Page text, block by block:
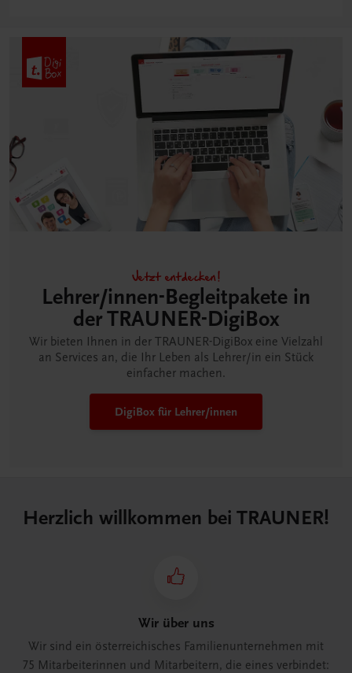
Jetzt entdecken!
Lehrer/innen-Begleitpakete in
der TRAUNER-DigiBox
Wir bieten Ihnen in der TRAUNER-DigiBox eine Vielzahl
an Services an, die Ihr Leben als Lehrer/in ein Stück
einfacher machen.
DigiBox für Lehrer/innen
Herzlich willkommen bei TRAUNER!
Wir über uns
Wir sind ein österreichisches Familienunternehmen mit
75 Mitarbeiterinnen und Mitarbeitern, die eines verbindet: